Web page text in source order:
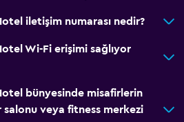
iletişim numarası nedir?
Wi-Fi erişimi sağlıyor
bünyesinde misafirlerin
veya fitness merkezi